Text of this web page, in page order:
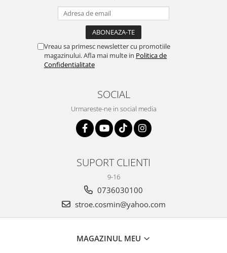
Vreau sa primesc newsletter cu promotiile
magazinului. Afla mai multe in Politica de
Confidentialitate
SOCIAL
Urmareste-ne in social media
SUPORT CLIENTI
9-16
0736030100
stroe.cosmin@yahoo.com
MAGAZINUL MEU